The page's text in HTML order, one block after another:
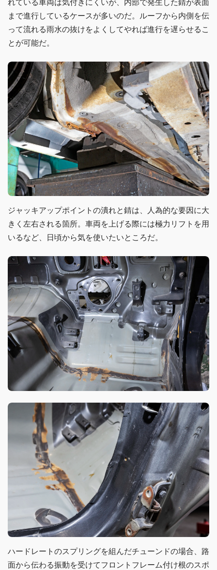
れている車両は気付きにくいが、内部で発生した錆が表面
まで進行しているケースが多いのだ。ルーフから内側を伝
って流れる雨水の抜けをよくしてやれば進行を遅らせるこ
とが可能だ。
ジャッキアップポイントの潰れと錆は、人為的な要因に大
きく左右される箇所。車両を上げる際には極力リフトを用
いるなど、日頃から気を使いたいところだ。
ハードレートのスプリングを組んだチューンドの場合、路
面から伝わる振動を受けてフロントフレーム付け根のスポ